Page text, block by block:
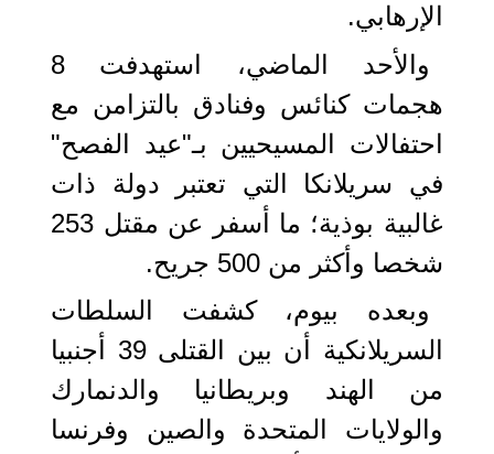
الإرهابي.
والأحد الماضي، استهدفت 8
هجمات كنائس وفنادق بالتزامن مع
احتفالات المسيحيين بـ"عيد الفصح"
في سريلانكا التي تعتبر دولة ذات
غالبية بوذية؛ ما أسفر عن مقتل 253
شخصا وأكثر من 500 جريح.
وبعده بيوم، كشفت السلطات
السريلانكية أن بين القتلى 39 أجنبيا
من الهند وبريطانيا والدنمارك
والولايات المتحدة والصين وفرنسا